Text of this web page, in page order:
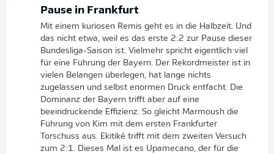
Pause in Frankfurt
Mit einem kuriosen Remis geht es in die Halbzeit. Und
das nicht etwa, weil es das erste 2:2 zur Pause dieser
Bundesliga-Saison ist. Vielmehr spricht eigentlich viel
für eine Führung der Bayern. Der Rekordmeister ist in
vielen Belangen überlegen, hat lange nichts
zugelassen und selbst enormen Druck entfacht. Die
Dominanz der Bayern trifft aber auf eine
beeindruckende Effizienz. So gleicht Marmoush die
Führung von Kim mit dem ersten Frankfurter
Torschuss aus. Ekitiké trifft mit dem zweiten Versuch
zum 2:1. Dieses Mal ist es Upamecano, der für die